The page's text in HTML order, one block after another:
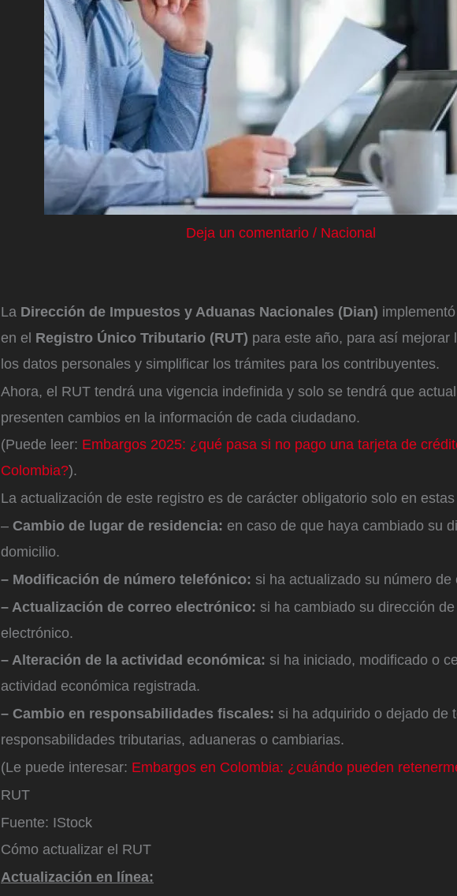
Deja un comentario / Nacional
La Dirección de Impuestos y Aduanas Nacionales (Dian)
en el Registro Único Tributario (RUT) para este año, para así mejorar
los datos personales y simplificar los trámites para los contribuyentes.
Ahora, el RUT tendrá una vigencia indefinida y solo se tendrá que
presenten cambios en la información de cada ciudadano.
(Puede leer: Embargos 2025: ¿qué pasa si no pago una tarjeta de
Colombia?).
La actualización de este registro es de carácter obligatorio solo en
– Cambio de lugar de residencia: en caso de que haya cambiado su
domicilio.
– Modificación de número telefónico: si ha actualizado su número de
– Actualización de correo electrónico: si ha cambiado su dirección
electrónico.
– Alteración de la actividad económica: si ha iniciado, modificado o
actividad económica registrada.
– Cambio en responsabilidades fiscales: si ha adquirido o dejado de
responsabilidades tributarias, aduaneras o cambiarias.
(Le puede interesar: Embargos en Colombia: ¿cuándo pueden
RUT
Fuente: IStock
Cómo actualizar el RUT
Actualización en línea: